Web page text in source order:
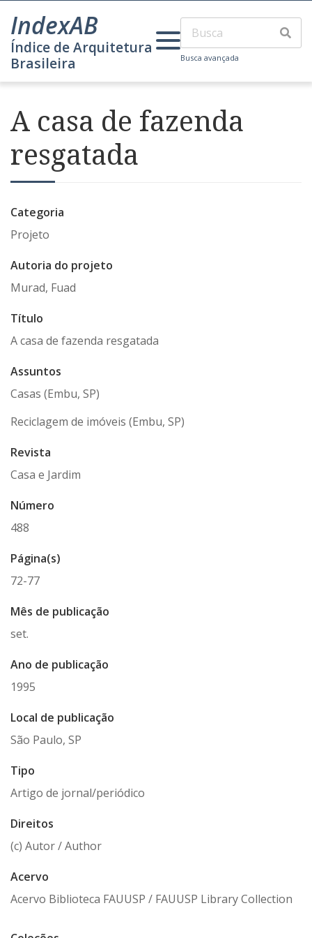
IndexAB
Índice de Arquitetura
Brasileira
Busca avançada
A casa de fazenda
resgatada
Categoria
Projeto
Autoria do projeto
Murad, Fuad
Título
A casa de fazenda resgatada
Assuntos
Casas (Embu, SP)
Reciclagem de imóveis (Embu, SP)
Revista
Casa e Jardim
Número
488
Página(s)
72-77
Mês de publicação
set.
Ano de publicação
1995
Local de publicação
São Paulo, SP
Tipo
Artigo de jornal/periódico
Direitos
(c) Autor / Author
Acervo
Acervo Biblioteca FAUUSP / FAUUSP Library Collection